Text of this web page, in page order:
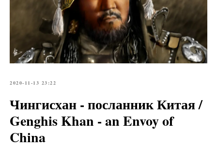
2020-11-13 23:22
Чингисхан - посланник Китая /
Genghis Khan - an Envoy of
China